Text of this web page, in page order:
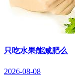
只吃水果能减肥么
2026-08-08